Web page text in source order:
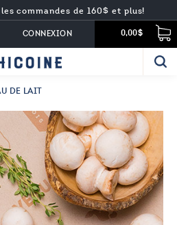
commandes de 160$ et plus!
0,00$
CONNEXION
DE LAIT